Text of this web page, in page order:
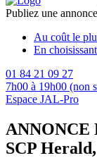
Publiez une
Au coût le
En
01 84 21 09 27
7h00 à 19h00 (non
Espace JAL-Pro
ANNONCE
SCP